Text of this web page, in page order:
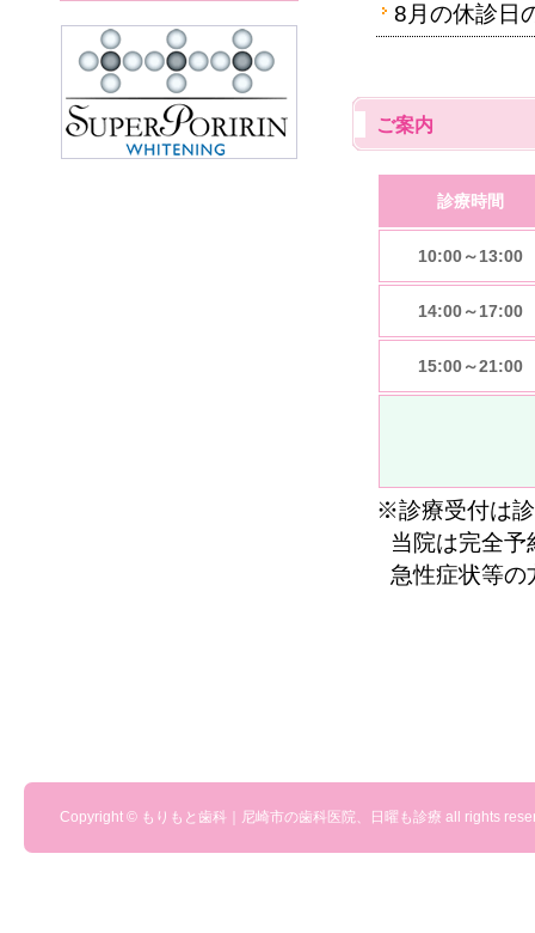
8月の休診日
ご案内
診療時間
10:00～13:00
14:00～17:00
15:00～21:00
※診療受付は
当院は完全予
急性症状等の
Copyright © もりもと歯科｜尼崎市の歯科医院、日曜も診療 all rights